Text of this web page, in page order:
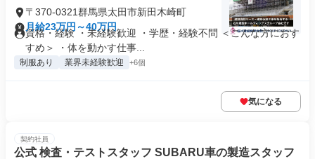
〒370-0321群馬県太田市新田木崎町
月給23万円～40万円
資格・経験 ・未経験歓迎 ・学歴・経験不問 ＜こんな方におす
すめ＞ ・体を動かす仕事...
制服あり 業界未経験歓迎 +6個
気になる
契約社員
公式 検査・テストスタッフ SUBARU車の製造スタッフ